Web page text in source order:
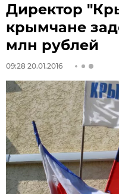
Директор
крымчане
млн рублей
09:28 20.01.2016